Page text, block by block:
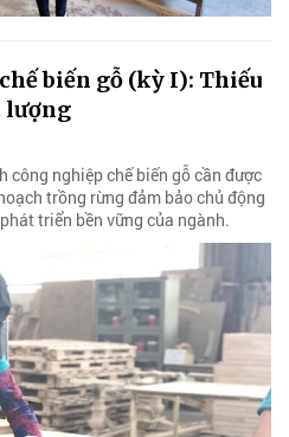
biến gỗ (kỳ I): Thiếu
lượng
công nghiệp chế biến gỗ cần được
trồng rừng đảm bảo chủ động
triển bền vững của ngành.